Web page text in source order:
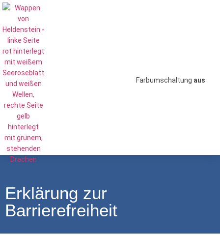
Farbumschaltung aus
Erklärung zur
Barrierefreiheit